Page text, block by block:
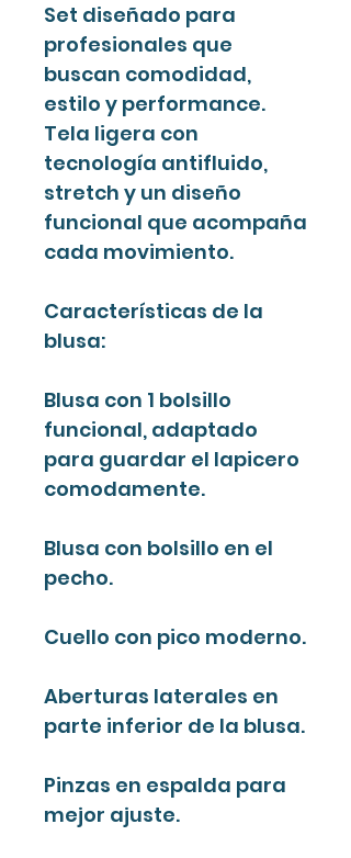
Set diseñado para
profesionales que
buscan comodidad,
estilo y performance.
Tela ligera con
tecnología antifluido,
stretch y un diseño
funcional que acompaña
cada movimiento.
Características de la
blusa:
Blusa con 1 bolsillo
funcional, adaptado
para guardar el lapicero
comodamente.
Blusa con bolsillo en el
pecho.
Cuello con pico moderno.
Aberturas laterales en
parte inferior de la blusa.
Pinzas en espalda para
mejor ajuste.